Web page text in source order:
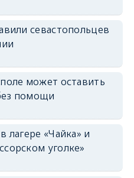
севастопольцев
может оставить
помощи
лагере «Чайка» и
уголке»